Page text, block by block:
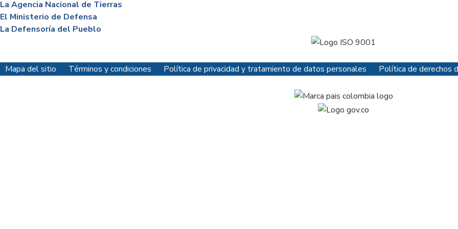
La Agencia Nacional de Tierras
El Ministerio de Defensa
La Defensoría del Pueblo
Mapa del sitio Términos y condiciones Política de privacidad y tratamiento de datos personales Política de derechos